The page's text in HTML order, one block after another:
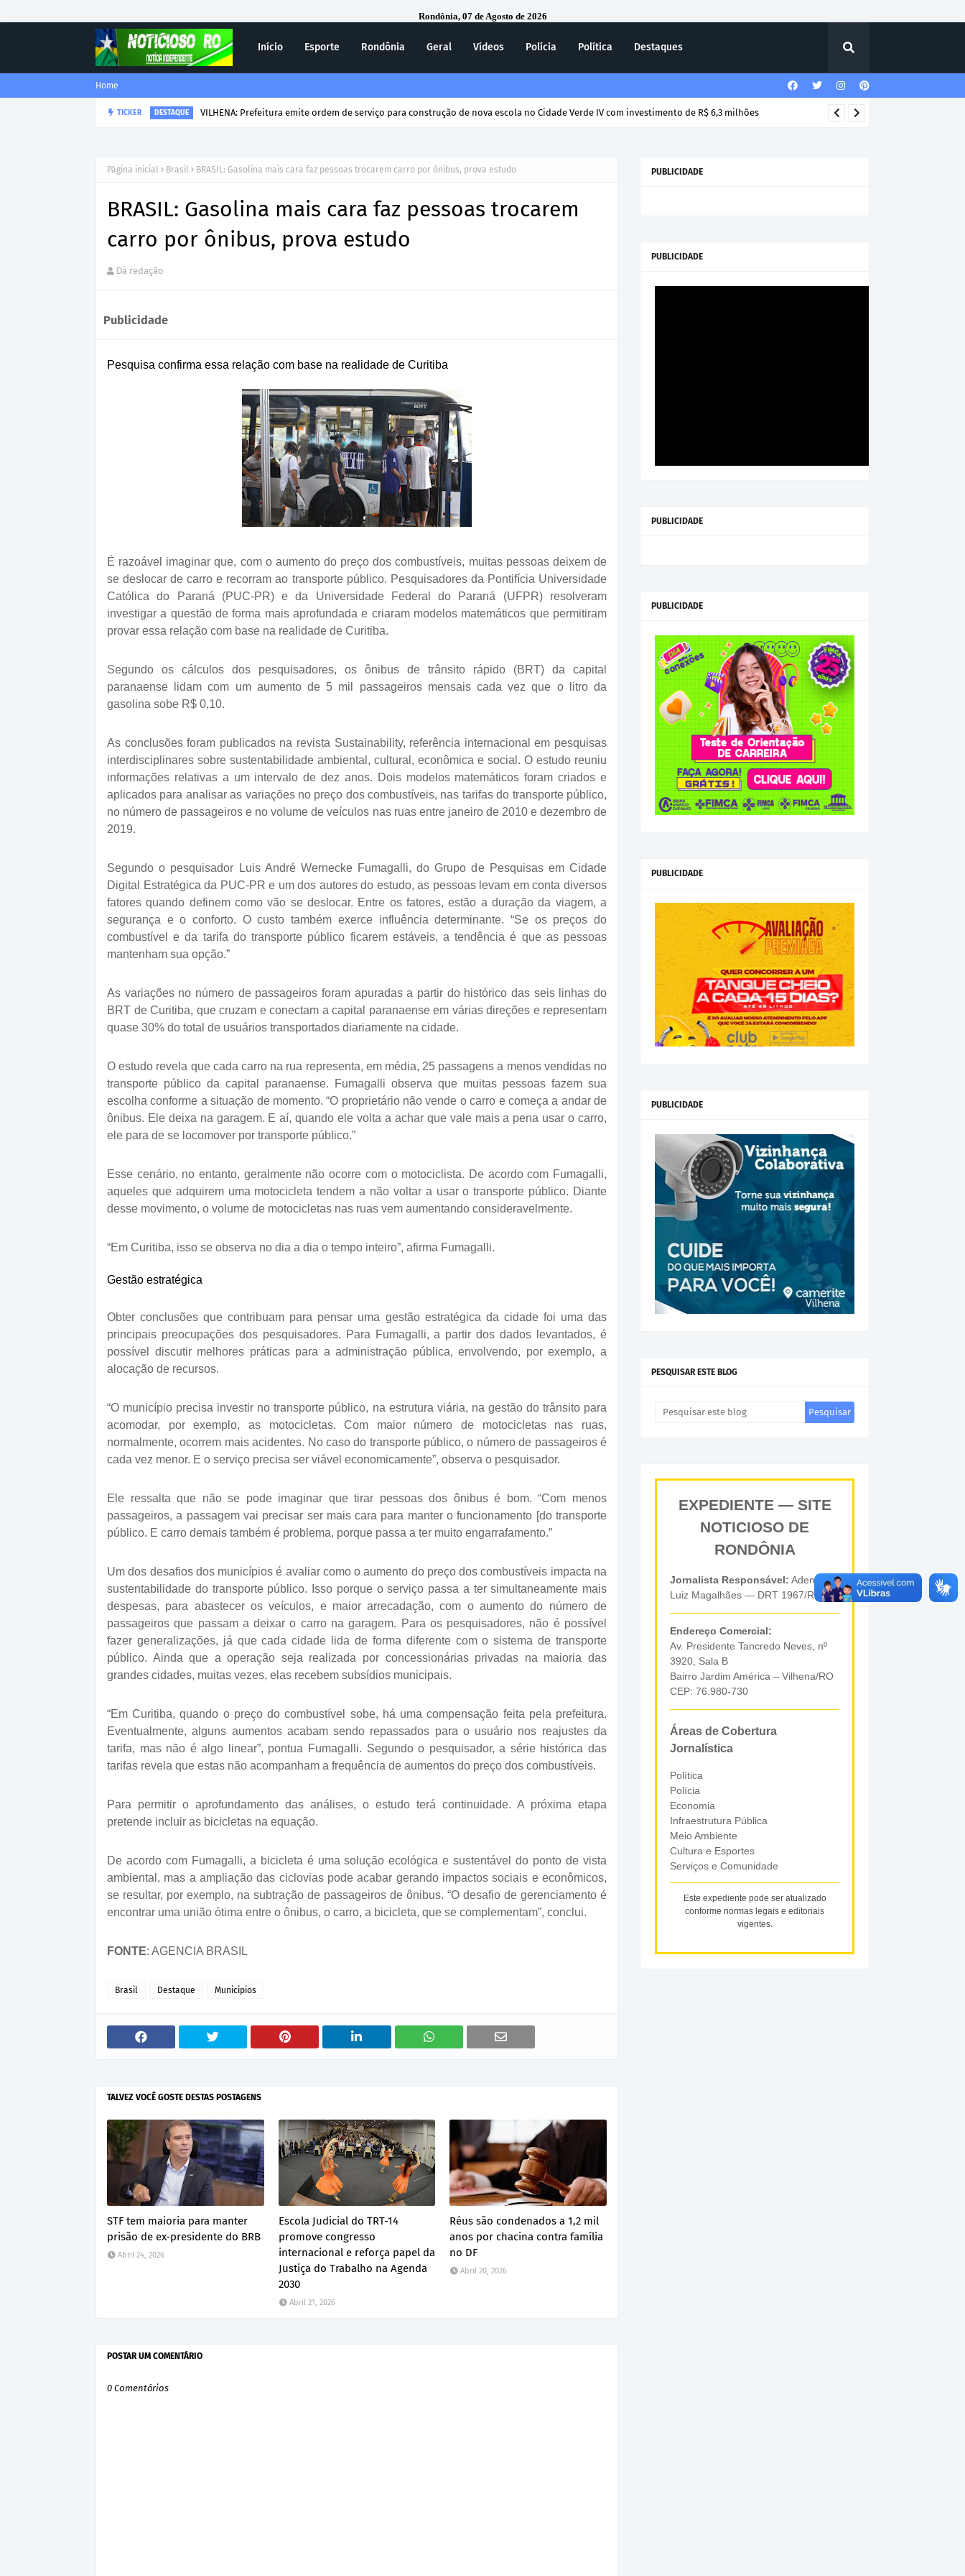
Rondônia, 07 de Agosto de 2026
Início Esporte Rondônia Geral Vídeos Polícia Política Destaques
Home
TICKER DESTAQUE VILHENA: Prefeitura emite ordem de serviço para construção de nova escola no Cidade Verde IV com investimento de R$ 6,3 milhões
Página inicial Brasil BRASIL: Gasolina mais cara faz pessoas trocarem carro por ônibus, prova estudo
BRASIL: Gasolina mais cara faz pessoas trocarem
carro por ônibus, prova estudo
Dá redação
Publicidade
Pesquisa confirma essa relação com base na realidade de Curitiba
É razoável imaginar que, com o aumento do preço dos combustíveis, muitas pessoas deixem de
se deslocar de carro e recorram ao transporte público. Pesquisadores da Pontifícia Universidade
Católica do Paraná (PUC-PR) e da Universidade Federal do Paraná (UFPR) resolveram
investigar a questão de forma mais aprofundada e criaram modelos matemáticos que permitiram
provar essa relação com base na realidade de Curitiba.
Segundo os cálculos dos pesquisadores, os ônibus de trânsito rápido (BRT) da capital
paranaense lidam com um aumento de 5 mil passageiros mensais cada vez que o litro da
gasolina sobe R$ 0,10.
As conclusões foram publicados na revista Sustainability, referência internacional em pesquisas
interdisciplinares sobre sustentabilidade ambiental, cultural, econômica e social. O estudo reuniu
informações relativas a um intervalo de dez anos. Dois modelos matemáticos foram criados e
aplicados para analisar as variações no preço dos combustíveis, nas tarifas do transporte público,
no número de passageiros e no volume de veículos nas ruas entre janeiro de 2010 e dezembro de
2019.
Segundo o pesquisador Luis André Wernecke Fumagalli, do Grupo de Pesquisas em Cidade
Digital Estratégica da PUC-PR e um dos autores do estudo, as pessoas levam em conta diversos
fatores quando definem como vão se deslocar. Entre os fatores, estão a duração da viagem, a
segurança e o conforto. O custo também exerce influência determinante. “Se os preços do
combustível e da tarifa do transporte público ficarem estáveis, a tendência é que as pessoas
mantenham sua opção.”
As variações no número de passageiros foram apuradas a partir do histórico das seis linhas do
BRT de Curitiba, que cruzam e conectam a capital paranaense em várias direções e representam
quase 30% do total de usuários transportados diariamente na cidade.
O estudo revela que cada carro na rua representa, em média, 25 passagens a menos vendidas no
transporte público da capital paranaense. Fumagalli observa que muitas pessoas fazem sua
escolha conforme a situação de momento. “O proprietário não vende o carro e começa a andar de
ônibus. Ele deixa na garagem. E aí, quando ele volta a achar que vale mais a pena usar o carro,
ele para de se locomover por transporte público.”
Esse cenário, no entanto, geralmente não ocorre com o motociclista. De acordo com Fumagalli,
aqueles que adquirem uma motocicleta tendem a não voltar a usar o transporte público. Diante
desse movimento, o volume de motocicletas nas ruas vem aumentando consideravelmente.
“Em Curitiba, isso se observa no dia a dia o tempo inteiro”, afirma Fumagalli.
Gestão estratégica
Obter conclusões que contribuam para pensar uma gestão estratégica da cidade foi uma das
principais preocupações dos pesquisadores. Para Fumagalli, a partir dos dados levantados, é
possível discutir melhores práticas para a administração pública, envolvendo, por exemplo, a
alocação de recursos.
“O município precisa investir no transporte público, na estrutura viária, na gestão do trânsito para
acomodar, por exemplo, as motocicletas. Com maior número de motocicletas nas ruas,
normalmente, ocorrem mais acidentes. No caso do transporte público, o número de passageiros é
cada vez menor. E o serviço precisa ser viável economicamente”, observa o pesquisador.
Ele ressalta que não se pode imaginar que tirar pessoas dos ônibus é bom. “Com menos
passageiros, a passagem vai precisar ser mais cara para manter o funcionamento [do transporte
público. E carro demais também é problema, porque passa a ter muito engarrafamento.”
Um dos desafios dos municípios é avaliar como o aumento do preço dos combustíveis impacta na
sustentabilidade do transporte público. Isso porque o serviço passa a ter simultaneamente mais
despesas, para abastecer os veículos, e maior arrecadação, com o aumento do número de
passageiros que passam a deixar o carro na garagem. Para os pesquisadores, não é possível
fazer generalizações, já que cada cidade lida de forma diferente com o sistema de transporte
público. Ainda que a operação seja realizada por concessionárias privadas na maioria das
grandes cidades, muitas vezes, elas recebem subsídios municipais.
“Em Curitiba, quando o preço do combustível sobe, há uma compensação feita pela prefeitura.
Eventualmente, alguns aumentos acabam sendo repassados para o usuário nos reajustes da
tarifa, mas não é algo linear”, pontua Fumagalli. Segundo o pesquisador, a série histórica das
tarifas revela que estas não acompanham a frequência de aumentos do preço dos combustíveis.
Para permitir o aprofundamento das análises, o estudo terá continuidade. A próxima etapa
pretende incluir as bicicletas na equação.
De acordo com Fumagalli, a bicicleta é uma solução ecológica e sustentável do ponto de vista
ambiental, mas a ampliação das ciclovias pode acabar gerando impactos sociais e econômicos,
se resultar, por exemplo, na subtração de passageiros de ônibus. “O desafio de gerenciamento é
encontrar uma união ótima entre o ônibus, o carro, a bicicleta, que se complementam”, conclui.
FONTE: AGENCIA BRASIL
Brasil Destaque Municipios
TALVEZ VOCÊ GOSTE DESTAS POSTAGENS
STF tem maioria para manter
prisão de ex-presidente do BRB
Abril 24, 2026
Escola Judicial do TRT-14
promove congresso
internacional e reforça papel da
Justiça do Trabalho na Agenda
2030
Abril 21, 2026
Réus são condenados a 1,2 mil
anos por chacina contra família
no DF
Abril 20, 2026
POSTAR UM COMENTÁRIO
0 Comentários
PUBLICIDADE
PUBLICIDADE
PUBLICIDADE
PUBLICIDADE
PUBLICIDADE
PUBLICIDADE
PESQUISAR ESTE BLOG
EXPEDIENTE — SITE
NOTICIOSO DE
RONDÔNIA
Jornalista Responsável: Adenilson
Luiz Magalhães — DRT 1967/RO
Endereço Comercial:
Av. Presidente Tancredo Neves, nº
3920, Sala B
Bairro Jardim América – Vilhena/RO
CEP: 76.980-730
Áreas de Cobertura
Jornalística
Política
Polícia
Economia
Infraestrutura Pública
Meio Ambiente
Cultura e Esportes
Serviços e Comunidade
Este expediente pode ser atualizado
conforme normas legais e editoriais
vigentes.